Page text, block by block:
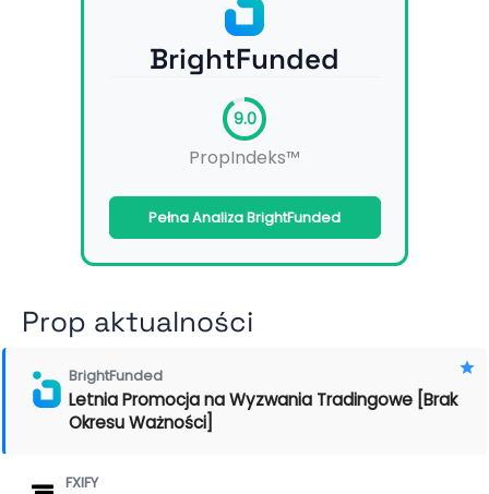
BrightFunded
9.0
PropIndeks™
Pełna Analiza BrightFunded
Prop aktualności
BrightFunded
Letnia Promocja na Wyzwania Tradingowe [Brak
Okresu Ważności]
FXIFY